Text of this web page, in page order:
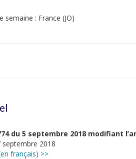
semaine : France (JO)
du 5 septembre 2018 modifiant
septembre 2018
français) >>